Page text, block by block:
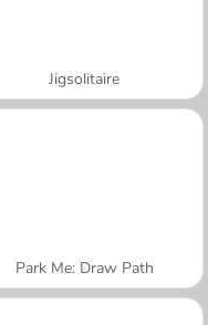
Jigsolitaire
Park Me: Draw Path